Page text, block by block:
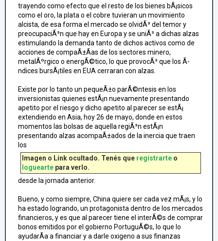
trayendo como efecto que el resto de los bienes bÃ¡sicos
como el oro, la plata o el cobre tuvieran un movimiento
alcista, de esa forma el mercado se olvidÃ³ del temor y
preocupaciÃ³n que hay en Europa y se uniÃ³ a dichas alzas
estimulando la demanda tanto de dichos activos como de
acciones de compaÃ±Ã­as de los sectores minero,
metalÃºrgico o energÃ©tico, lo que provocÃ³ que los Ã­
ndices bursÃ¡tiles en EUA cerraran con alzas.
Existe por lo tanto un pequeÃ±o parÃ©ntesis en los
inversionistas quienes estÃ¡n nuevamente presentando
apetito por el riesgo y dicho apetito al parecer se estÃ¡
extendiendo en Asia, hoy 26 de mayo, donde en estos
momentos las bolsas de aquella regiÃ³n estÃ¡n
presentando alzas acompaÃ±ados de la inercia que traen
los
Imagen o Link ocultado. Tenés que registrarte o
loguearte para verlo.
desde la jornada anterior.
Bueno, y como siempre, China quiere ser cada vez mÃ¡s, y lo
ha estado logrando, un protagonista dentro de los mercados
financieros, y es que al parecer tiene el interÃ©s de comprar
bonos emitidos por el gobierno PortuguÃ©s, lo que lo
ayudarÃ­a a financiar y a darle oxigeno a sus finanzas